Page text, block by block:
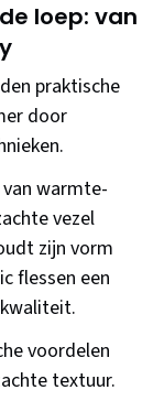
loep: van
praktische
door
warmte-
vezel
zijn vorm
flessen een
voordelen
textuur.